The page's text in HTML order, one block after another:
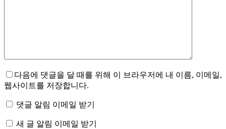
다음에 댓글을 달 때를 위해 이 브라우저에 내 이름, 이메일,
웹사이트를 저장합니다.
댓글 알림 이메일 받기
새 글 알림 이메일 받기